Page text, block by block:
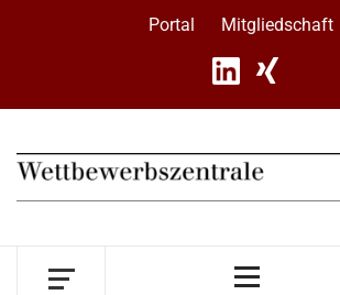
Portal Mitgliedschaft
Primary